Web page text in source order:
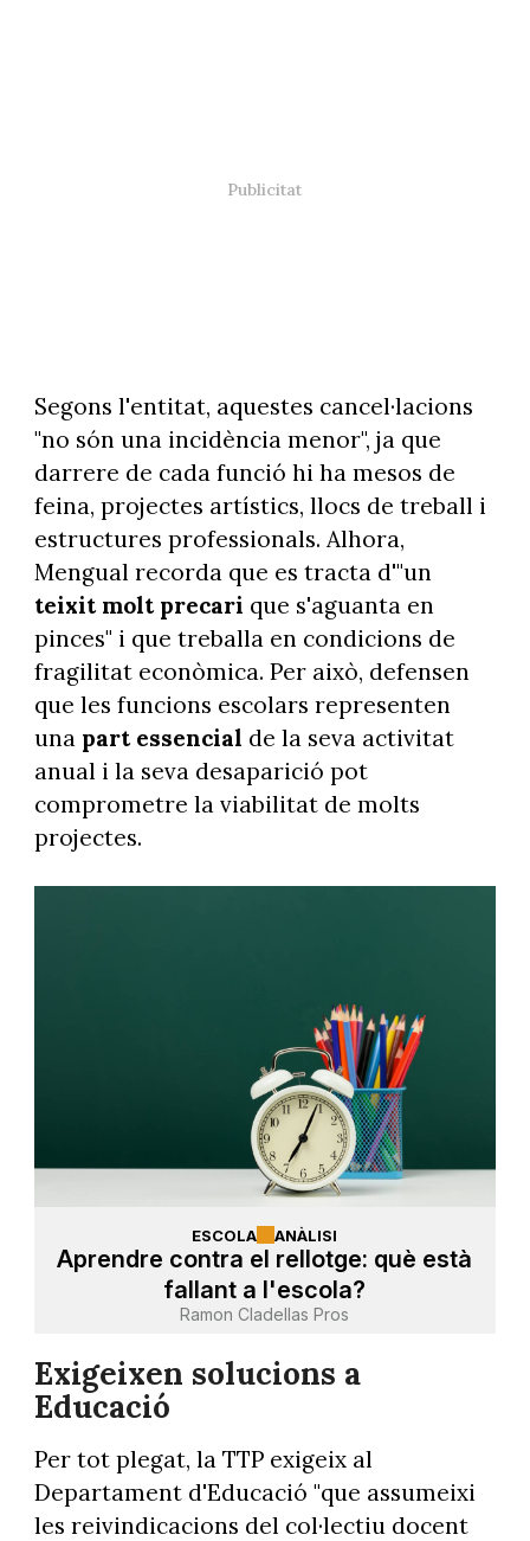
Segons l'entitat, aquestes cancel·lacions
"no són una incidència menor", ja que
darrere de cada funció hi ha mesos de
feina, projectes artístics, llocs de treball i
estructures professionals. Alhora,
Mengual recorda que es tracta d'"un
teixit molt precari que s'aguanta en
pinces" i que treballa en condicions de
fragilitat econòmica. Per això, defensen
que les funcions escolars representen
unapart essencial de la seva activitat
anual i la seva desaparició pot
comprometre la viabilitat de molts
projectes.
ESCOLA ANÀLISI
Aprendre contra el rellotge: què està
fallant a l'escola?
Ramon Cladellas Pros
Exigeixen solucions a
Educació
Per tot plegat, la TTP exigeix al
Departament d'Educació "que assumeixi
les reivindicacions del col·lectiu docent